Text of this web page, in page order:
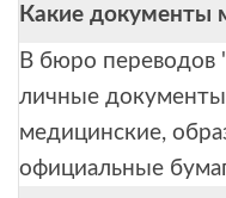
Какие документы
В бюро переводов
личные
медицинские,
официальные